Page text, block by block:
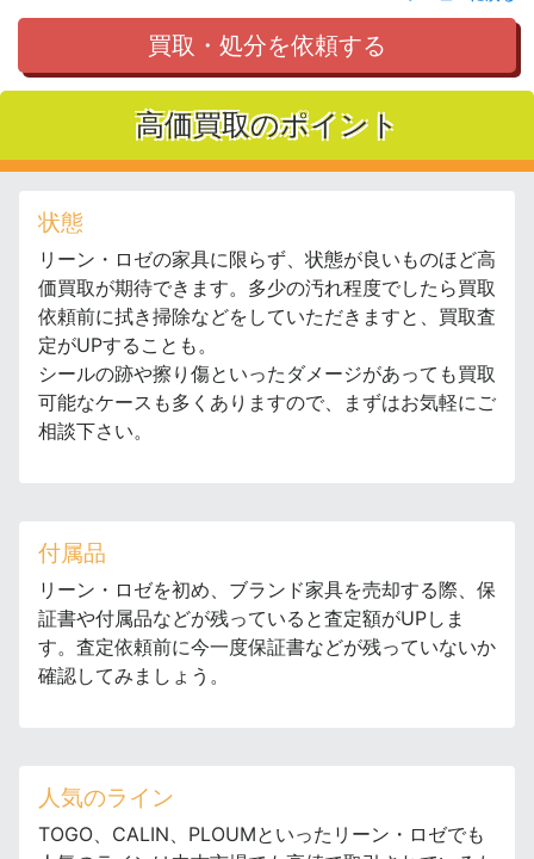
買取・処分を依頼する
高価買取のポイント
状態
リーン・ロゼの家具に限らず、状態が良いものほど高
価買取が期待できます。多少の汚れ程度でしたら買取
依頼前に拭き掃除などをしていただきますと、買取査
定がUPすることも。
シールの跡や擦り傷といったダメージがあっても買取
可能なケースも多くありますので、まずはお気軽にご
相談下さい。
付属品
リーン・ロゼを初め、ブランド家具を売却する際、保
証書や付属品などが残っていると査定額がUPしま
す。査定依頼前に今一度保証書などが残っていないか
確認してみましょう。
人気のライン
TOGO、CALIN、PLOUMといったリーン・ロゼでも